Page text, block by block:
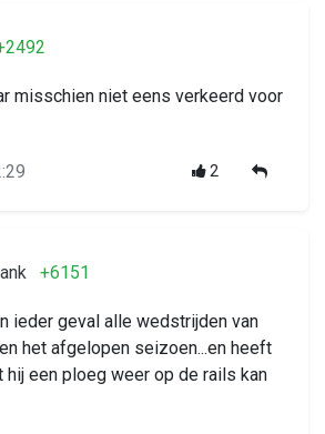
misschien niet eens verkeerd voor
2
+6151
ieder geval alle wedstrijden van
het afgelopen seizoen...en heeft
hij een ploeg weer op de rails kan